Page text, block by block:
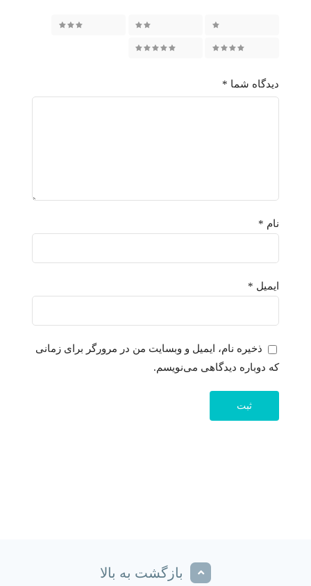
دیدگاه شما *
نام *
ایمیل *
ذخیره نام، ایمیل و وبسایت من در مرورگر برای زمانی
که دوباره دیدگاهی می‌نویسم.
بازگشت به بالا